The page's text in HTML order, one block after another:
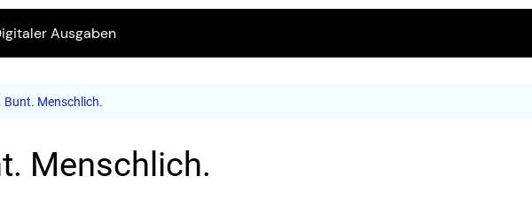
Ausgaben
Bunt. Menschlich.
Menschlich.